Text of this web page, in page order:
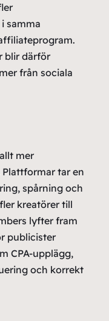
samma
blir därför
från sociala
mer
tar en
spårning och
kreatörer till
lyfter fram
publicister
CPA-upplägg,
och korrekt